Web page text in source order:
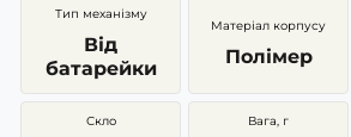
Тип механізму
Від
батарейки
Матеріал корпусу
Полімер
Скло Вага, г